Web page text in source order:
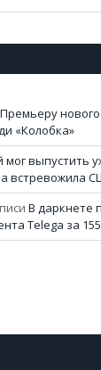
Премьеру
«Колобка»
мог выпустить
встревожила
В даркнете
Telega за